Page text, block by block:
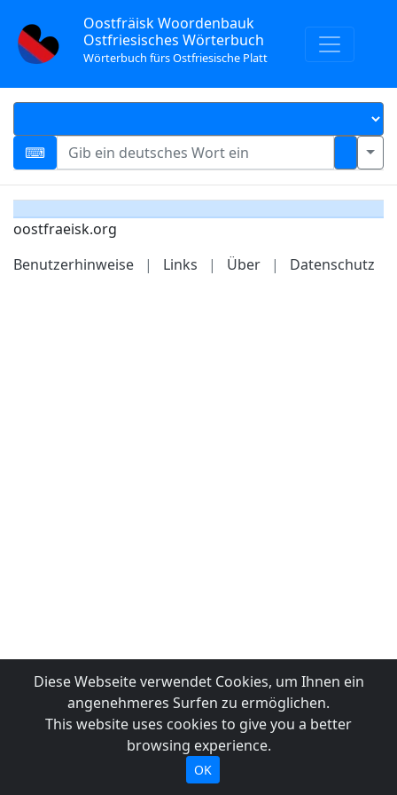
Oostfräisk Woordenbauk
Ostfriesisches Wörterbuch
Wörterbuch fürs Ostfriesische Platt
oostfraeisk.org
Benutzerhinweise
| Links | Über | Datenschutz
Diese Webseite verwendet Cookies, um Ihnen ein
angenehmeres Surfen zu ermöglichen.
This website uses cookies to give you a better
browsing experience.
OK